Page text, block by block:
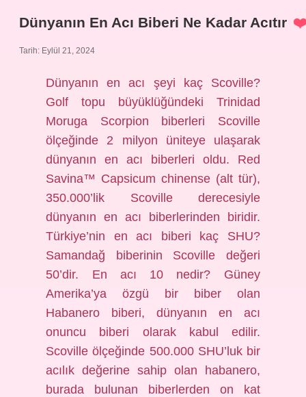
Dünyanın En Acı Biberi Ne Kadar Acıtır
Tarih: Eylül 21, 2024
Dünyanın en acı şeyi kaç Scoville?
Golf topu büyüklüğündeki Trinidad
Moruga Scorpion biberleri Scoville
ölçeğinde 2 milyon üniteye ulaşarak
dünyanın en acı biberleri oldu. Red
Savina™ Capsicum chinense (alt tür),
350.000’lik Scoville derecesiyle
dünyanın en acı biberlerinden biridir.
Türkiye’nin en acı biberi kaç SHU?
Samandağ biberinin Scoville değeri
50’dir. En acı 10 nedir? Güney
Amerika’ya özgü bir biber olan
Habanero biberi, dünyanın en acı
onuncu biberi olarak kabul edilir.
Scoville ölçeğinde 500.000 SHU’luk bir
acılık değerine sahip olan habanero,
burada bulunan biberlerden on kat